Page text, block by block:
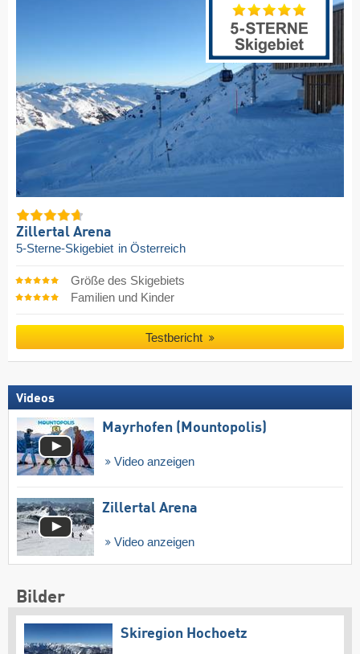
Zillertal Arena
5-Sterne-Skigebiet in Österreich
Größe des Skigebiets
Familien und Kinder
Testbericht
Videos
Mayrhofen (Mountopolis)
Video anzeigen
Zillertal Arena
Video anzeigen
Bilder
Skiregion Hochoetz